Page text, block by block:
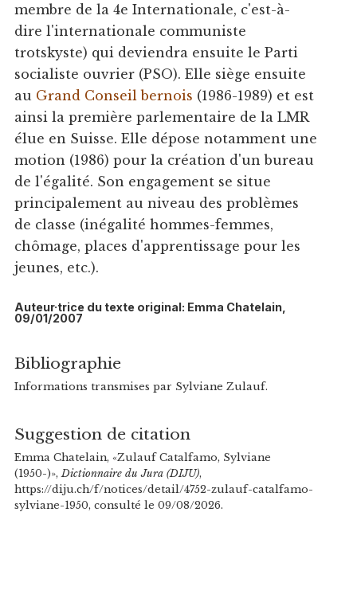
membre de la 4e Internationale, c'est-à-
dire l'internationale communiste
trotskyste) qui deviendra ensuite le Parti
socialiste ouvrier (PSO). Elle siège ensuite
au Grand Conseil bernois (1986-1989) et est
ainsi la première parlementaire de la LMR
élue en Suisse. Elle dépose notamment une
motion (1986) pour la création d'un bureau
de l'égalité. Son engagement se situe
principalement au niveau des problèmes
de classe (inégalité hommes-femmes,
chômage, places d'apprentissage pour les
jeunes, etc.).
Auteur·trice du texte original: Emma Chatelain,
09/01/2007
Bibliographie
Informations transmises par Sylviane Zulauf.
Suggestion de citation
Emma Chatelain, «Zulauf Catalfamo, Sylviane
(1950-)»,Dictionnaire du Jura (DIJU),
https://diju.ch/f/notices/detail/4752-zulauf-catalfamo-
sylviane-1950, consulté le 09/08/2026.